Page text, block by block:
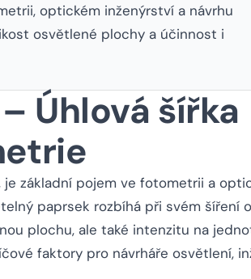
optickém inženýrství a návrhu
osvětlené plochy a účinnost i
Úhlová šířka
je základní pojem ve fotometrii a
paprsek rozbíhá při svém šíření
plochu, ale také intenzitu na
faktory pro návrháře osvětlení,